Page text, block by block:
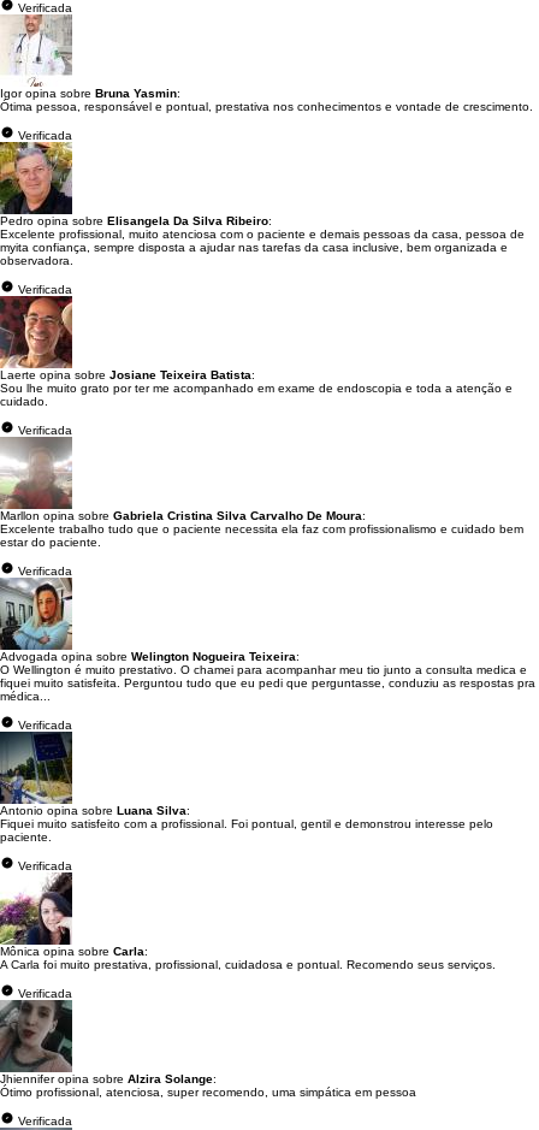
Verificada
Igor opina sobre Bruna Yasmin:
Ótima pessoa, responsável e pontual, prestativa nos conhecimentos e vontade de crescimento.
Verificada
Pedro opina sobre Elisangela Da Silva Ribeiro:
Excelente profissional, muito atenciosa com o paciente e demais pessoas da casa, pessoa de
myita confiança, sempre disposta a ajudar nas tarefas da casa inclusive, bem organizada e
observadora.
Verificada
Laerte opina sobre Josiane Teixeira Batista:
Sou lhe muito grato por ter me acompanhado em exame de endoscopia e toda a atenção e
cuidado.
Verificada
Marllon opina sobre Gabriela Cristina Silva Carvalho De Moura:
Excelente trabalho tudo que o paciente necessita ela faz com profissionalismo e cuidado bem
estar do paciente.
Verificada
Advogada opina sobre Welington Nogueira Teixeira:
O Wellington é muito prestativo. O chamei para acompanhar meu tio junto a consulta medica e
fiquei muito satisfeita. Perguntou tudo que eu pedi que perguntasse, conduziu as respostas pra
médica...
Verificada
Antonio opina sobre Luana Silva:
Fiquei muito satisfeito com a profissional. Foi pontual, gentil e demonstrou interesse pelo
paciente.
Verificada
Mônica opina sobre Carla:
A Carla foi muito prestativa, profissional, cuidadosa e pontual. Recomendo seus serviços.
Verificada
Jhiennifer opina sobre Alzira Solange:
Ótimo profissional, atenciosa, super recomendo, uma simpática em pessoa
Verificada